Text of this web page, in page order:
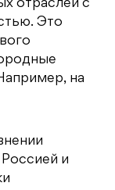
отраслей с
Это
на
и